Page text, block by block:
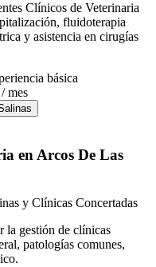
Clínicos de Veterinaria
fluidoterapia
y asistencia en cirugías
básica
mes
en Arcos De Las
y Clínicas Concertadas
la gestión de clínicas
patologías comunes,